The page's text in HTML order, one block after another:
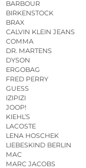
BARBOUR
BIRKENSTOCK
BRAX
CALVIN KLEIN JEANS
COMMA
DR. MARTENS
DYSON
ERGOBAG
FRED PERRY
GUESS
IZIPIZI
JOOP!
KIEHL’S
LACOSTE
LENA HOSCHEK
LIEBESKIND BERLIN
MAC
MARC JACOBS